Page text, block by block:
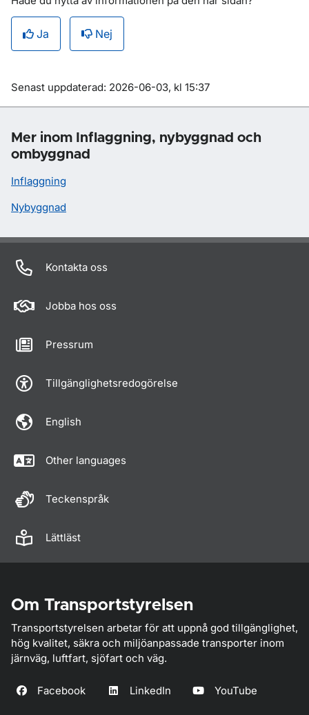
Ja Nej
Om sidan
Senast uppdaterad: 2026-06-03, kl 15:37
Mer inom Inflaggning, nybyggnad och
ombyggnad
Inflaggning
Nybyggnad
Kontakta oss
Jobba hos oss
Pressrum
Tillgänglighetsredogörelse
English
Other languages
Teckenspråk
Lättläst
Om Transportstyrelsen
Transportstyrelsen arbetar för att uppnå god tillgänglighet,
hög kvalitet, säkra och miljöanpassade transporter inom
järnväg, luftfart, sjöfart och väg.
Facebook LinkedIn YouTube